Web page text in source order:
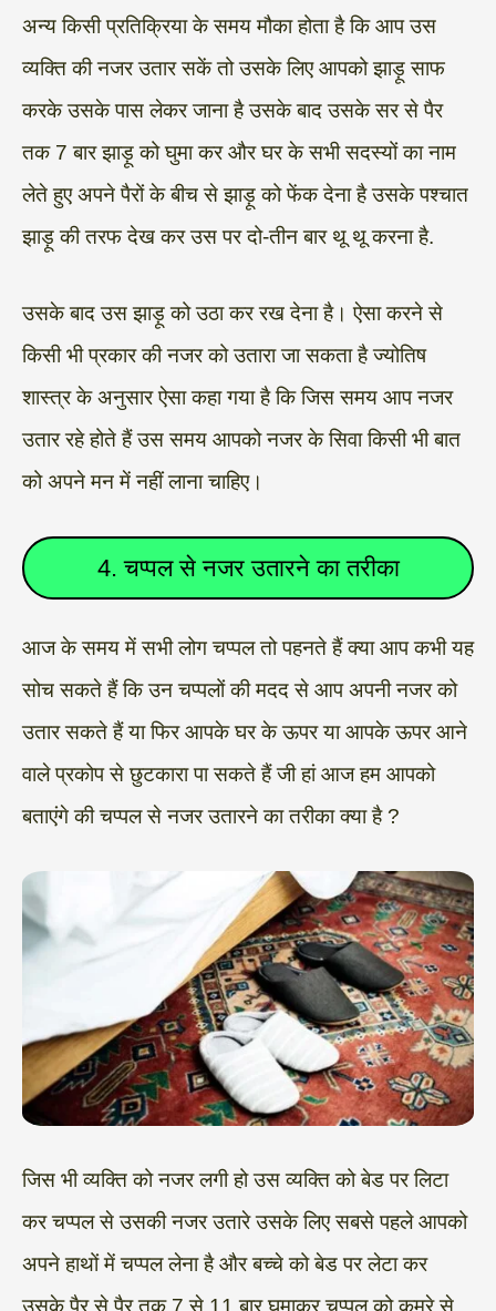
अन्य किसी प्रतिक्रिया के समय मौका होता है कि आप उस
व्यक्ति की नजर उतार सकें तो उसके लिए आपको झाड़ू साफ
करके उसके पास लेकर जाना है उसके बाद उसके सर से पैर
तक 7 बार झाड़ू को घुमा कर और घर के सभी सदस्यों का नाम
लेते हुए अपने पैरों के बीच से झाड़ू को फेंक देना है उसके पश्चात
झाड़ू की तरफ देख कर उस पर दो-तीन बार थू थू करना है.
उसके बाद उस झाड़ू को उठा कर रख देना है। ऐसा करने से
किसी भी प्रकार की नजर को उतारा जा सकता है ज्योतिष
शास्त्र के अनुसार ऐसा कहा गया है कि जिस समय आप नजर
उतार रहे होते हैं उस समय आपको नजर के सिवा किसी भी बात
को अपने मन में नहीं लाना चाहिए।
4. चप्पल से नजर उतारने का तरीका
आज के समय में सभी लोग चप्पल तो पहनते हैं क्या आप कभी यह
सोच सकते हैं कि उन चप्पलों की मदद से आप अपनी नजर को
उतार सकते हैं या फिर आपके घर के ऊपर या आपके ऊपर आने
वाले प्रकोप से छुटकारा पा सकते हैं जी हां आज हम आपको
बताएंगे की चप्पल से नजर उतारने का तरीका क्या है ?
जिस भी व्यक्ति को नजर लगी हो उस व्यक्ति को बेड पर लिटा
कर चप्पल से उसकी नजर उतारे उसके लिए सबसे पहले आपको
अपने हाथों में चप्पल लेना है और बच्चे को बेड पर लेटा कर
उसके पैर से पैर तक 7 से 11 बार घुमाकर चप्पल को कमरे से